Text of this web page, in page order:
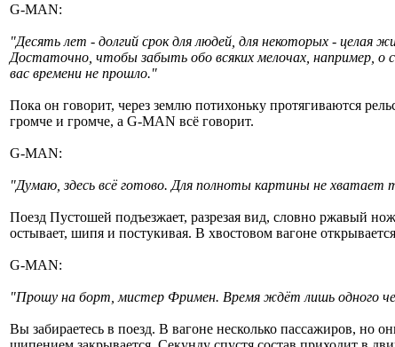
G-MAN:
"Десять лет - долгий срок для людей, для некоторых -
Достаточно, чтобы забыть обо всяких мелочах, например,
вас времени не прошло."
Пока он говорит, через землю потихоньку протягиваются
громче и громче, а G-MAN всё говорит.
G-MAN:
"Думаю, здесь всё готово. Для полноты картины не хватает
Поезд Пустошей подъезжает, разрезая вид, словно ржавый
остывает, шипя и постукивая. В хвостовом вагоне
G-MAN:
"Прошу на борт, мистер Фримен. Время ждёт лишь одного
Вы забираетесь в поезд. В вагоне несколько пассажиров, но